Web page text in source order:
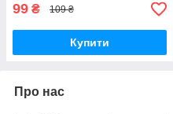
99 ₴ 109 ₴
Купити
Про нас